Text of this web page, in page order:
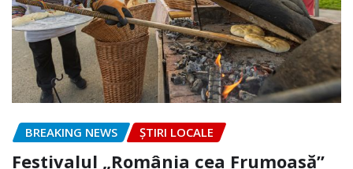
BREAKING NEWS ȘTIRI LOCALE
Festivalul „România cea Frumoasă”